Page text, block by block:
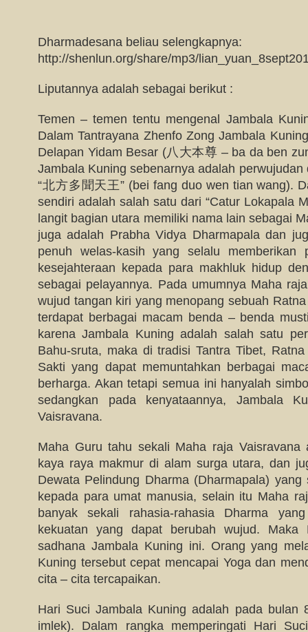
Dharmadesana beliau selengkapnya:
http://shenlun.org/share/mp3/
Liputannya adalah sebagai berikut :
Temen – temen tentu mengenal Jambala
Dalam Tantrayana Zhenfo Zong Jambala
Delapan Yidam Besar (八大本尊 – ba da ben
Jambala Kuning sebenarnya adalah
“北方多聞天王” (bei fang duo wen tian wang).
sendiri adalah salah satu dari “Catur Lokapala
langit bagian utara memiliki nama lain sebagai
juga adalah Prabha Vidya Dharmapala dan
penuh welas-kasih yang selalu memberikan
kesejahteraan kepada para makhluk hidup
sebagai pelayannya. Pada umumnya Maha
wujud tangan kiri yang menopang sebuah
terdapat berbagai macam benda – benda
karena Jambala Kuning adalah salah satu
Bahu-sruta, maka di tradisi Tantra Tibet,
Sakti yang dapat memuntahkan berbagai
berharga. Akan tetapi semua ini hanyalah
sedangkan pada kenyataannya, Jambala
Vaisravana.
Maha Guru tahu sekali Maha raja Vaisravana
kaya raya makmur di alam surga utara, dan
Dewata Pelindung Dharma (Dharmapala)
kepada para umat manusia, selain itu Maha
banyak sekali rahasia-rahasia Dharma
kekuatan yang dapat berubah wujud. Maka
sadhana Jambala Kuning ini. Orang yang
Kuning tersebut cepat mencapai Yoga dan
cita – cita tercapaikan.
Hari Suci Jambala Kuning adalah pada bulan
imlek). Dalam rangka memperingati Hari